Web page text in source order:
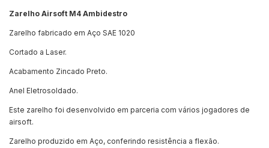
Zarelho Airsoft M4 Ambidestro
Zarelho fabricado em Aço SAE 1020
Cortado a Laser.
Acabamento Zincado Preto.
Anel Eletrosoldado.
Este zarelho foi desenvolvido em parceria com vários jogadores de
airsoft.
Zarelho produzido em Aço, conferindo resistência a flexão.